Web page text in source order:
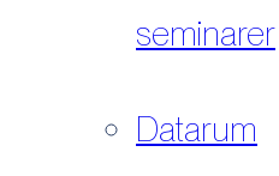
seminarer
Datarum